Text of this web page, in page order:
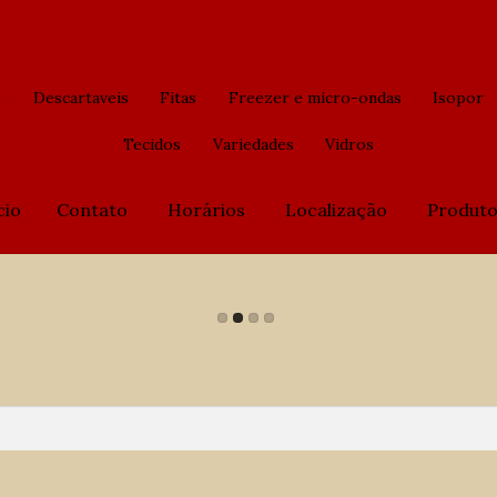
Descartaveis Fitas Freezer e micro-ondas Isopor
Tecidos Variedades Vidros
Contato Horários Localização